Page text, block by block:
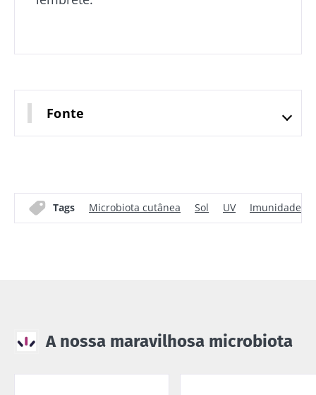
Fonte
Tags Microbiota cutânea Sol UV Imunidade
A nossa maravilhosa microbiota